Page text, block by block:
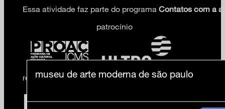
Essa atividade faz parte do programa Contatos com a
patrocínio
realização
museu de arte moderna de são paulo